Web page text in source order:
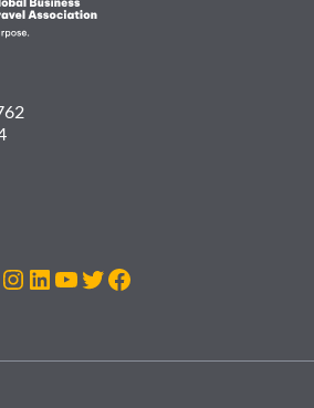
Instagram
LinkedIn
Youtube
Twitter
Facebook